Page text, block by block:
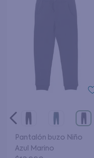
Pantalón buzo Niño
Azul Marino